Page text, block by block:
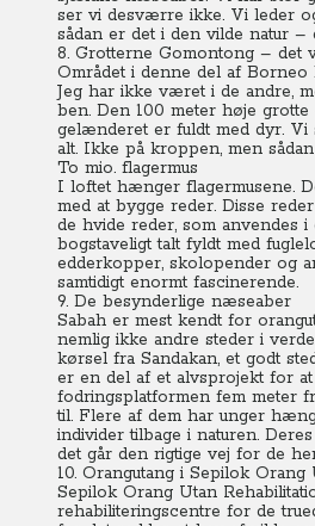
ser vi desværre ikke. Vi leder
sådan er det i den vilde natur
8. Grotterne Gomontong – det
Området i denne del af
Jeg har ikke været i de andre,
ben. Den 100 meter høje grotte
gelænderet er fuldt med dyr.
alt. Ikke på kroppen, men
To mio. flagermus
I loftet hænger flagermusene.
med at bygge reder. Disse
de hvide reder, som anvendes i
bogstaveligt talt fyldt med
edderkopper, skolopender og
samtidigt enormt fascinerende.
9. De besynderlige næseaber
Sabah er mest kendt for
nemlig ikke andre steder i
kørsel fra Sandakan, et godt
er en del af et alvsprojekt for
fodringsplatformen fem meter
til. Flere af dem har unger
individer tilbage i naturen.
det går den rigtige vej for de
10. Orangutang i Sepilok
Sepilok Orang Utan
rehabiliteringscentre for de